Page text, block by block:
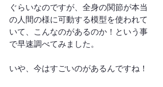
ぐらいなのですが、全身の関節が本当
の人間の様に可動する模型を使われて
いて、こんなのがあるのか！という事
で早速調べてみました。
いや、今はすごいのがあるんですね！